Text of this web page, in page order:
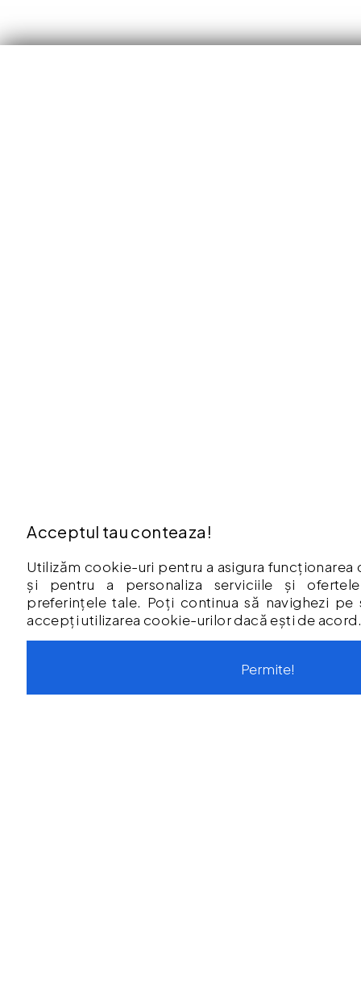
Acceptul tau conteaza!
Utilizăm cookie-uri pentru a asigura funcționarea
și pentru a personaliza serviciile și
preferințele tale. Poți continua să navighezi
accepți utilizarea cookie-urilor dacă ești de
Permite!